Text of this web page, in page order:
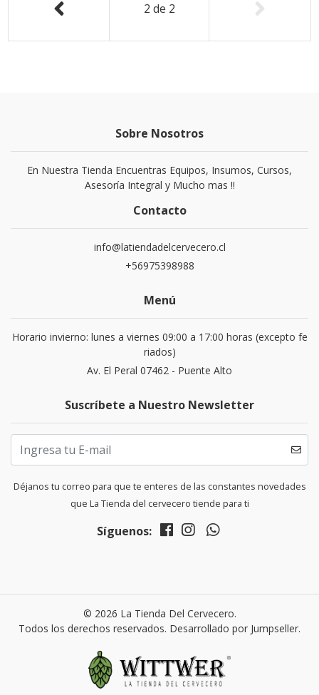
2 de 2
Sobre Nosotros
En Nuestra Tienda Encuentras Equipos, Insumos, Cursos,
Asesoría Integral y Mucho mas !!
Contacto
info@latiendadelcervecero.cl
+56975398988
Menú
Horario invierno: lunes a viernes 09:00 a 17:00 horas (excepto fe
riados)
Av. El Peral 07462 - Puente Alto
Suscríbete a Nuestro Newsletter
Déjanos tu correo para que te enteres de las constantes novedades
que La Tienda del cervecero tiende para ti
Síguenos:
© 2026 La Tienda Del Cervecero.
Todos los derechos reservados. Desarrollado por Jumpseller.